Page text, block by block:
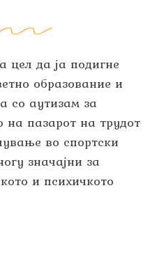
цел да ја подигне
образование и
со аутизам за
на пазарот на трудот
во спортски
значајни за
и психичкото